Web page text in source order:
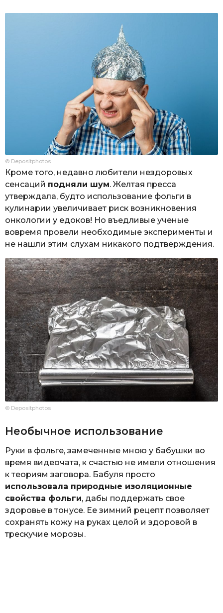
© Depositphotos
Кроме того, недавно любители нездоровых
сенсаций подняли шум. Желтая пресса
утверждала, будто использование фольги в
кулинарии увеличивает риск возникновения
онкологии у едоков! Но въедливые ученые
вовремя провели необходимые эксперименты и
не нашли этим слухам никакого подтверждения.
© Depositphotos
Необычное использование
Руки в фольге, замеченные мною у бабушки во
время видеочата, к счастью не имели отношения
к теориям заговора. Бабуля просто
использовала природные изоляционные
свойства фольги, дабы поддержать свое
здоровье в тонусе. Ее зимний рецепт позволяет
сохранять кожу на руках целой и здоровой в
трескучие морозы.